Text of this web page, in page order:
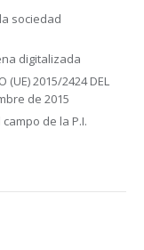
sociedad
digitalizada
(UE) 2015/2424 DEL
de 2015
de la P.I.